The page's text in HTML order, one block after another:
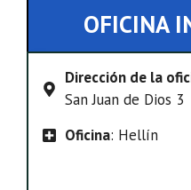
OFICINA
Dirección de la
San Juan de Dios 3
Oficina: Hellín